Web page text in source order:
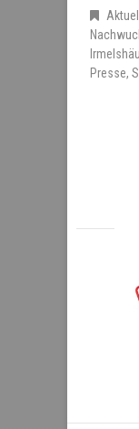
Presse,